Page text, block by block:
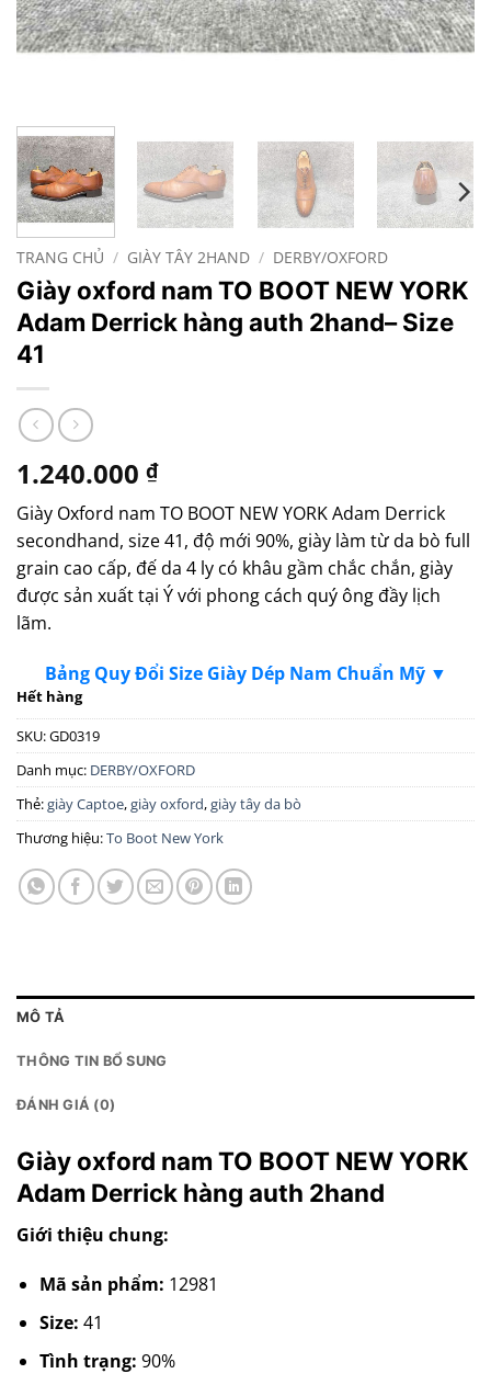
TRANG CHỦ / GIÀY TÂY 2HAND / DERBY/OXFORD
Giày oxford nam TO BOOT NEW YORK
Adam Derrick hàng auth 2hand– Size
41
1.240.000 ₫
Giày Oxford nam TO BOOT NEW YORK Adam Derrick
secondhand, size 41, độ mới 90%, giày làm từ da bò full
grain cao cấp, đế da 4 ly có khâu gầm chắc chắn, giày
được sản xuất tại Ý với phong cách quý ông đầy lịch
lãm.
Bảng Quy Đổi Size Giày Dép Nam Chuẩn Mỹ ▼
Hết hàng
SKU:GD0319
Danh mục: DERBY/OXFORD
Thẻ:giày Captoe,giày oxford,giày tây da bò
Thương hiệu:To Boot New York
MÔ TẢ
THÔNG TIN BỔ SUNG
ĐÁNH GIÁ (0)
Giày oxford nam TO BOOT NEW YORK
Adam Derrick hàng auth 2hand
Giới thiệu chung:
Mã sản phẩm: 12981
Size: 41
Tình trạng: 90%